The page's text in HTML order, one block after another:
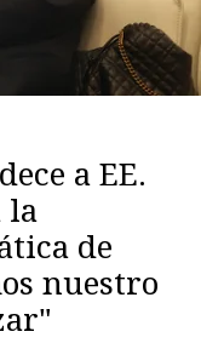
a EE.
la
de
nuestro